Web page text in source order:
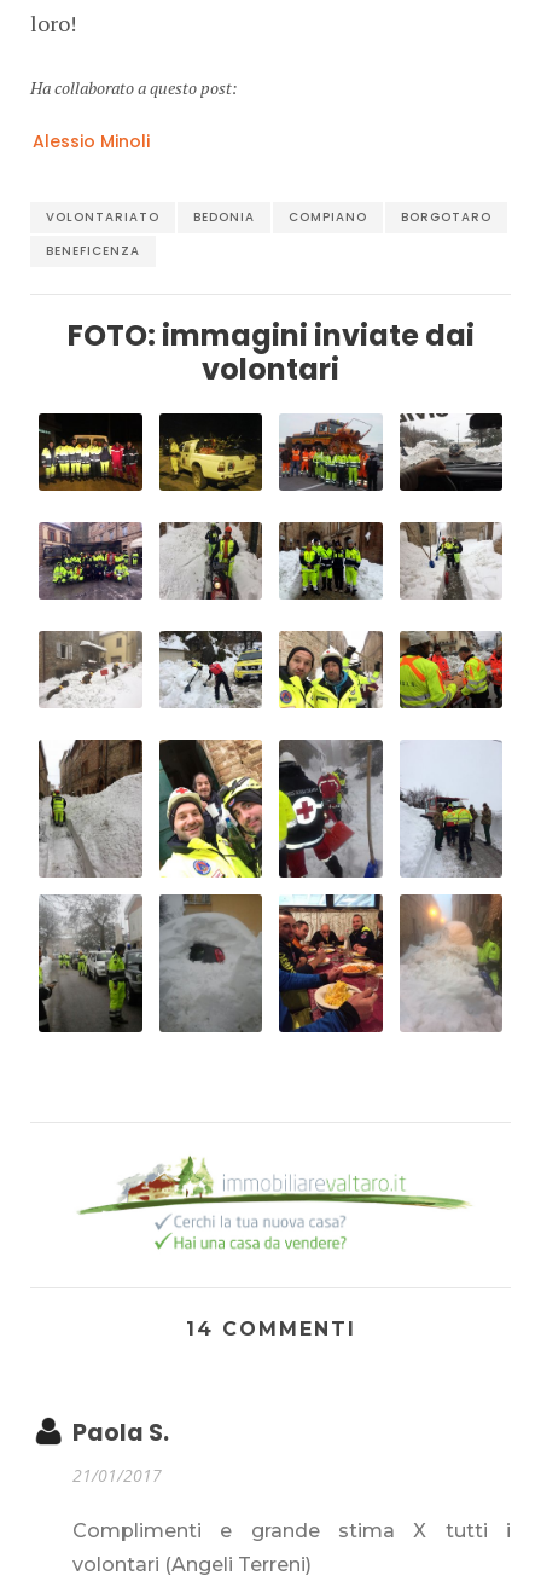
loro!
Ha collaborato a questo post:
Alessio Minoli
VOLONTARIATO BEDONIA COMPIANO
BORGOTARO
BENEFICENZA
FOTO: immagini inviate dai
volontari
14 COMMENTI
Paola S.
21/01/2017
Complimenti e grande stima X tutti i
volontari (Angeli Terreni)